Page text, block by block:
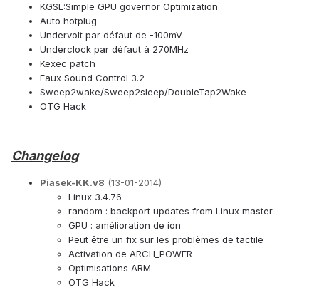
KGSL:Simple GPU governor Optimization
Auto hotplug
Undervolt par défaut de -100mV
Underclock par défaut à 270MHz
Kexec patch
Faux Sound Control 3.2
Sweep2wake/Sweep2sleep/DoubleTap2Wake
OTG Hack
Changelog
Piasek-KK.v8 (13-01-2014)
Linux 3.4.76
random : backport updates from Linux master
GPU : amélioration de ion
Peut être un fix sur les problèmes de tactile
Activation de ARCH_POWER
Optimisations ARM
OTG Hack